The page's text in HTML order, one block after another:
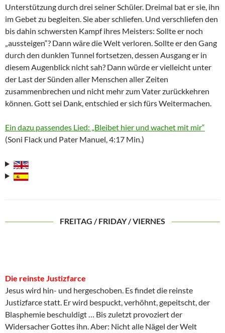
Unterstützung durch drei seiner Schüler. Dreimal bat er sie, ihn
im Gebet zu begleiten. Sie aber schliefen. Und verschliefen den
bis dahin schwersten Kampf ihres Meisters: Sollte er noch
„aussteigen“? Dann wäre die Welt verloren. Sollte er den Gang
durch den dunklen Tunnel fortsetzen, dessen Ausgang er in
diesem Augenblick nicht sah? Dann würde er vielleicht unter
der Last der Sünden aller Menschen aller Zeiten
zusammenbrechen und nicht mehr zum Vater zurückkehren
können. Gott sei Dank, entschied er sich fürs Weitermachen.
Ein dazu passendes Lied: „Bleibet hier und wachet mit mir“
(Soni Flack und Pater Manuel, 4:17 Min.)
FREITAG / FRIDAY / VIERNES
Die reinste Justizfarce
Jesus wird hin- und hergeschoben. Es findet die reinste
Justizfarce statt. Er wird bespuckt, verhöhnt, gepeitscht, der
Blasphemie beschuldigt … Bis zuletzt provoziert der
Widersacher Gottes ihn. Aber: Nicht alle Nägel der Welt